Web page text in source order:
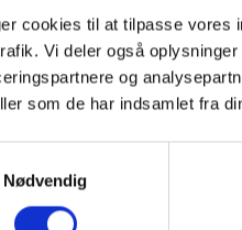
cookies til at tilpasse vores
Vi deler også
og
som de har indsamlet fra
Nødvendig